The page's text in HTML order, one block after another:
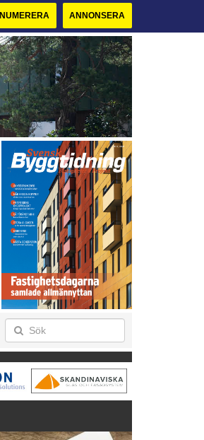
ANNONSERA